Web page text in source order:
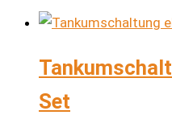
Set